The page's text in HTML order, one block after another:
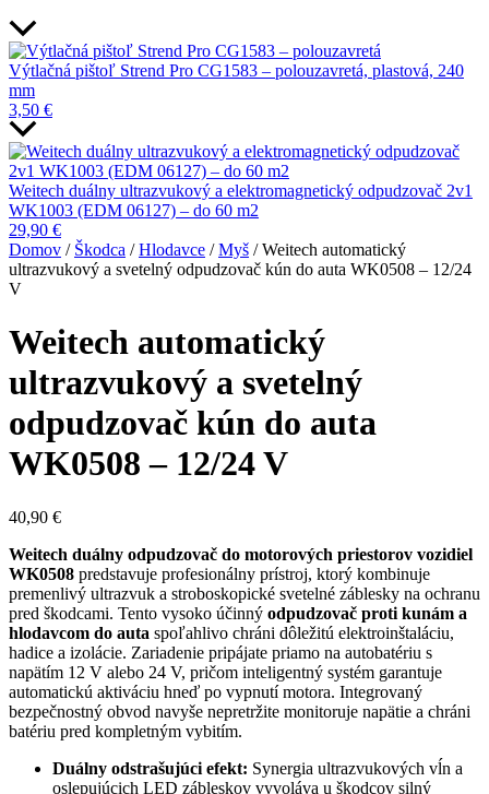
Výtlačná pištoľ Strend Pro CG1583 – polouzavretá, plastová, 240
mm
3,50 €
Weitech duálny ultrazvukový a elektromagnetický odpudzovač 2v1
WK1003 (EDM 06127) – do 60 m2
29,90 €
Domov / Škodca /Hlodavce /Myš / Weitech automatický
ultrazvukový a svetelný odpudzovač kún do auta WK0508 – 12/24
V
Weitech automatický
ultrazvukový a svetelný
odpudzovač kún do auta
WK0508 – 12/24 V
40,90 €
Weitech duálny odpudzovač do motorových priestorov vozidiel
WK0508 predstavuje profesionálny prístroj, ktorý kombinuje
premenlivý ultrazvuk a stroboskopické svetelné záblesky na ochranu
pred škodcami. Tento vysoko účinný odpudzovač proti kunám a
hlodavcom do auta spoľahlivo chráni dôležitú elektroinštaláciu,
hadice a izolácie. Zariadenie pripájate priamo na autobatériu s
napätím 12 V alebo 24 V, pričom inteligentný systém garantuje
automatickú aktiváciu hneď po vypnutí motora. Integrovaný
bezpečnostný obvod navyše nepretržite monitoruje napätie a chráni
batériu pred kompletným vybitím.
Duálny odstrašujúci efekt: Synergia ultrazvukových vĺn a
oslepujúcich LED zábleskov vyvoláva u škodcov silný